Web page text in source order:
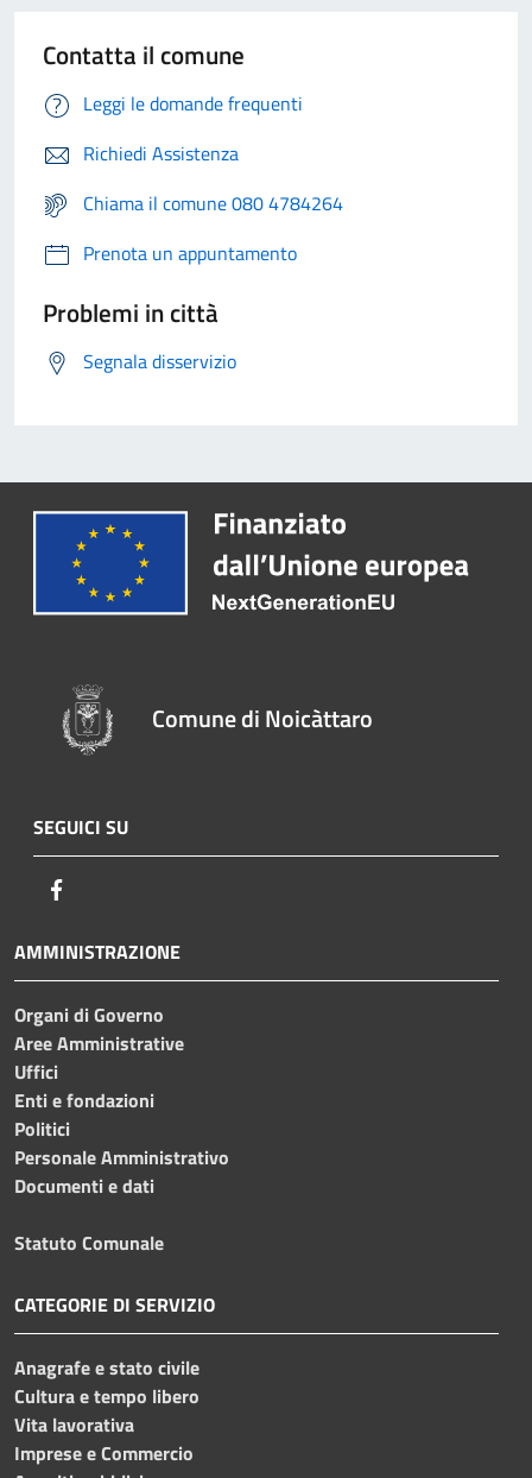
Contatta il comune
Leggi le domande frequenti
Richiedi Assistenza
Chiama il comune 080 4784264
Prenota un appuntamento
Problemi in città
Segnala disservizio
Comune di Noicàttaro
SEGUICI SU
AMMINISTRAZIONE
Organi di Governo
Aree Amministrative
Uffici
Enti e fondazioni
Politici
Personale Amministrativo
Documenti e dati
Statuto Comunale
CATEGORIE DI SERVIZIO
Anagrafe e stato civile
Cultura e tempo libero
Vita lavorativa
Imprese e Commercio